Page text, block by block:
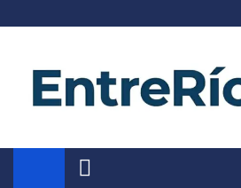
Noticias de Entre
Información de toda la provincia ahora